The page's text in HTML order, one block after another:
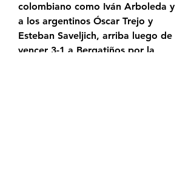
colombiano como Iván Arboleda y
a los argentinos Óscar Trejo y
Esteban Saveljich, arriba luego de
vencer 3-1 a Bergatiños por la